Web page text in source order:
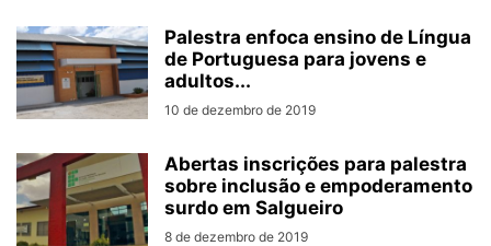
Palestra enfoca ensino de Língua
de Portuguesa para jovens e
adultos...
10 de dezembro de 2019
Abertas inscrições para palestra
sobre inclusão e empoderamento
surdo em Salgueiro
8 de dezembro de 2019